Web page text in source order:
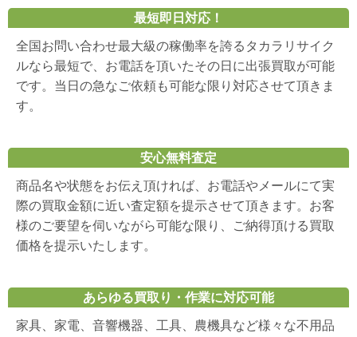
最短即日対応！
全国お問い合わせ最大級の稼働率を誇るタカラリサイク
ルなら最短で、お電話を頂いたその日に出張買取が可能
です。当日の急なご依頼も可能な限り対応させて頂きま
す。
安心無料査定
商品名や状態をお伝え頂ければ、お電話やメールにて実
際の買取金額に近い査定額を提示させて頂きます。お客
様のご要望を伺いながら可能な限り、ご納得頂ける買取
価格を提示いたします。
あらゆる買取り・作業に対応可能
家具、家電、音響機器、工具、農機具など様々な不用品